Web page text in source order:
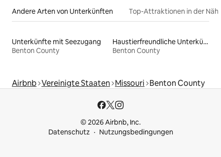
Andere Arten von Unterkünften Top-Attraktionen in der
Unterkünfte mit Seezugang
Benton County
Haustierfreundliche Unterkünfte
Benton County
Airbnb Vereinigte Staaten Missouri Benton County
© 2026 Airbnb, Inc.
Datenschutz
Nutzungsbedingungen